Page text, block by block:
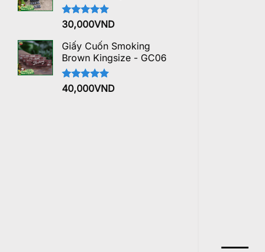
Được xếp
hạng
5 sao
30,000VND
Giấy Cuốn Smoking
Brown Kingsize - GC06
Được xếp
hạng
40,000VND